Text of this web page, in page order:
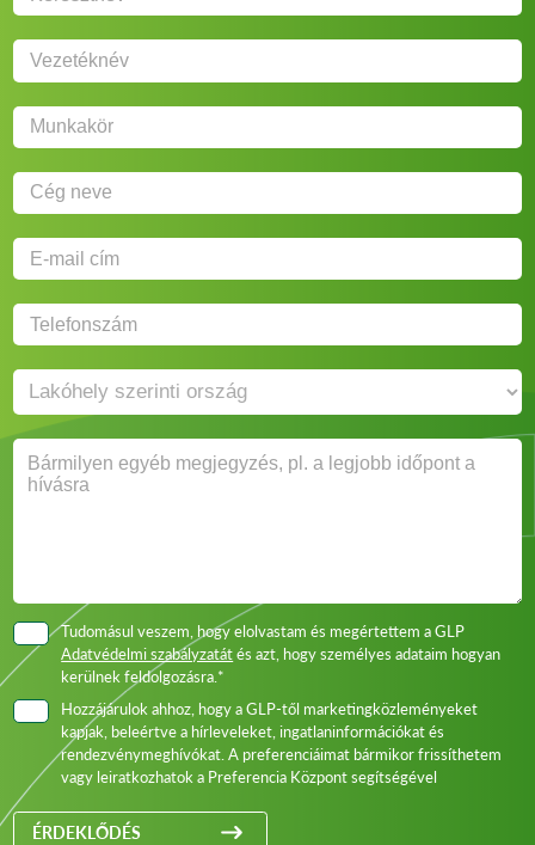
Tudomásul veszem, hogy elolvastam és megértettem a GLP
Adatvédelmi szabályzatátés azt, hogy személyes adataim hogyan
kerülnek feldolgozásra.*
Hozzájárulok ahhoz, hogy a GLP-től marketingközleményeket
kapjak, beleértve a hírleveleket, ingatlaninformációkat és
rendezvénymeghívókat. A preferenciáimat bármikor frissíthetem
vagy leiratkozhatok a Preferencia Központ segítségével
ÉRDEKLŐDÉS